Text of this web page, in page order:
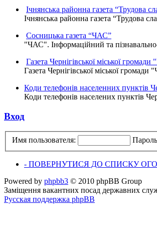
Ічнянська районна газета “Трудова
Ічнянська районна газета “Трудова
Сосницька газета “ЧАС”
"ЧАС". Інформаційний та
Газета Чернігівської міської громади
Газета Чернігівської міської громади
Коди телефонів населенних пунктів
Коди телефонів населених пунктів
Вход
Имя пользователя:
- ПОВЕРНУТИСЯ ДО СПИСКУ
Powered by phpbb3 © 2010 phpBB Group
Заміщення вакантних посад державних
Русская поддержка phpBB